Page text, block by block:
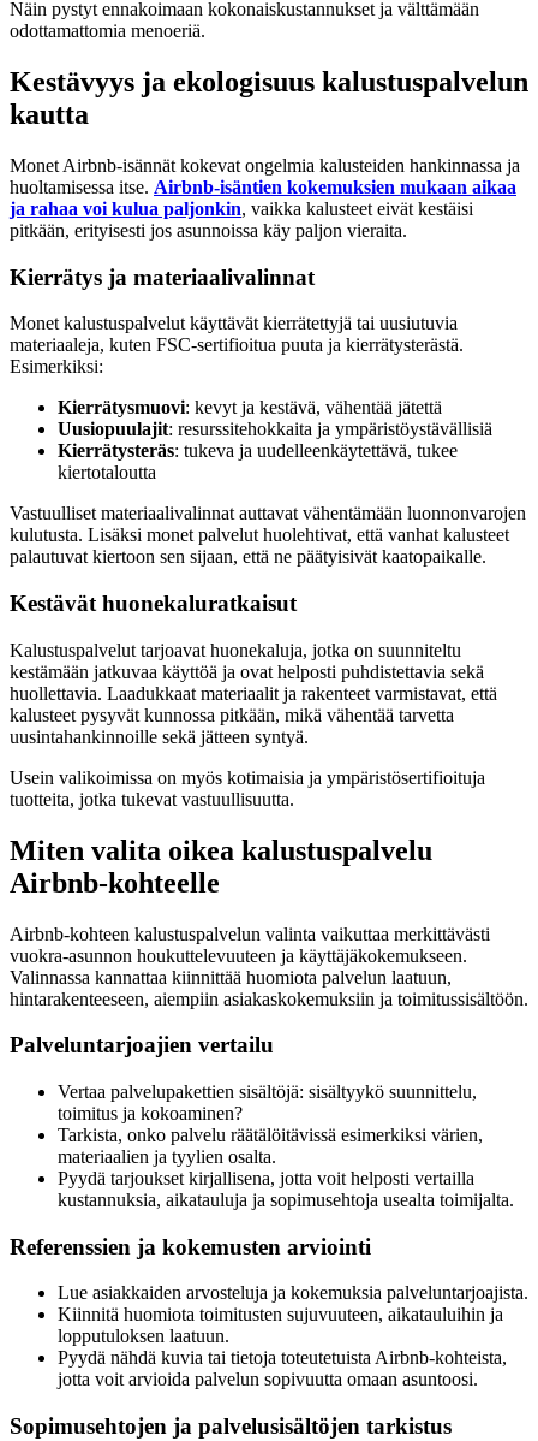
Näin pystyt ennakoimaan kokonaiskustannukset ja välttämään
odottamattomia menoeriä.
Kestävyys ja ekologisuus kalustuspalvelun
kautta
Monet Airbnb-isännät kokevat ongelmia kalusteiden hankinnassa ja
huoltamisessa itse. Airbnb-isäntien kokemuksien mukaan aikaa
ja rahaa voi kulua paljonkin, vaikka kalusteet eivät kestäisi
pitkään, erityisesti jos asunnoissa käy paljon vieraita.
Kierrätys ja materiaalivalinnat
Monet kalustuspalvelut käyttävät kierrätettyjä tai uusiutuvia
materiaaleja, kuten FSC-sertifioitua puuta ja kierrätysterästä.
Esimerkiksi:
Kierrätysmuovi: kevyt ja kestävä, vähentää jätettä
Uusiopuulajit: resurssitehokkaita ja ympäristöystävällisiä
Kierrätysteräs: tukeva ja uudelleenkäytettävä, tukee
kiertotaloutta
Vastuulliset materiaalivalinnat auttavat vähentämään luonnonvarojen
kulutusta. Lisäksi monet palvelut huolehtivat, että vanhat kalusteet
palautuvat kiertoon sen sijaan, että ne päätyisivät kaatopaikalle.
Kestävät huonekaluratkaisut
Kalustuspalvelut tarjoavat huonekaluja, jotka on suunniteltu
kestämään jatkuvaa käyttöä ja ovat helposti puhdistettavia sekä
huollettavia. Laadukkaat materiaalit ja rakenteet varmistavat, että
kalusteet pysyvät kunnossa pitkään, mikä vähentää tarvetta
uusintahankinnoille sekä jätteen syntyä.
Usein valikoimissa on myös kotimaisia ja ympäristösertifioituja
tuotteita, jotka tukevat vastuullisuutta.
Miten valita oikea kalustuspalvelu
Airbnb-kohteelle
Airbnb-kohteen kalustuspalvelun valinta vaikuttaa merkittävästi
vuokra-asunnon houkuttelevuuteen ja käyttäjäkokemukseen.
Valinnassa kannattaa kiinnittää huomiota palvelun laatuun,
hintarakenteeseen, aiempiin asiakaskokemuksiin ja toimitussisältöön.
Palveluntarjoajien vertailu
Vertaa palvelupakettien sisältöjä: sisältyykö suunnittelu,
toimitus ja kokoaminen?
Tarkista, onko palvelu räätälöitävissä esimerkiksi värien,
materiaalien ja tyylien osalta.
Pyydä tarjoukset kirjallisena, jotta voit helposti vertailla
kustannuksia, aikatauluja ja sopimusehtoja usealta toimijalta.
Referenssien ja kokemusten arviointi
Lue asiakkaiden arvosteluja ja kokemuksia palveluntarjoajista.
Kiinnitä huomiota toimitusten sujuvuuteen, aikatauluihin ja
lopputuloksen laatuun.
Pyydä nähdä kuvia tai tietoja toteutetuista Airbnb-kohteista,
jotta voit arvioida palvelun sopivuutta omaan asuntoosi.
Sopimusehtojen ja palvelusisältöjen tarkistus